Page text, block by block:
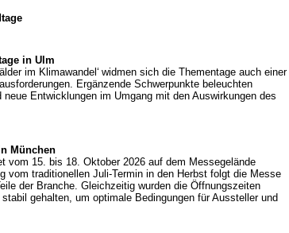
in Ulm
im Klimawandel‘ widmen sich die Thementage auch einer
Ergänzende Schwerpunkte beleuchten
Entwicklungen im Umgang mit den Auswirkungen des
München
vom 15. bis 18. Oktober 2026 auf dem Messegelände
vom traditionellen Juli-Termin in den Herbst folgt die Messe
der Branche. Gleichzeitig wurden die Öffnungszeiten
gehalten, um optimale Bedingungen für Aussteller und